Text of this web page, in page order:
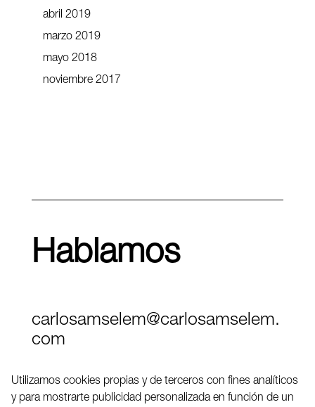
abril 2019
marzo 2019
mayo 2018
noviembre 2017
Hablamos
carlosamselem@carlosamselem.
com
Utilizamos cookies propias y de terceros con fines analíticos
y para mostrarte publicidad personalizada en función de un